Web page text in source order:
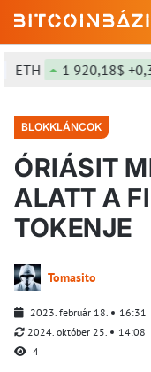
1 920,18$ +0,34%
BLOKKLÁNCOK
ÓRIÁSIT
ALATT A
TOKENJE
Tomasito
2023. február 18.
16:31
2024. október 25.
14:08
4